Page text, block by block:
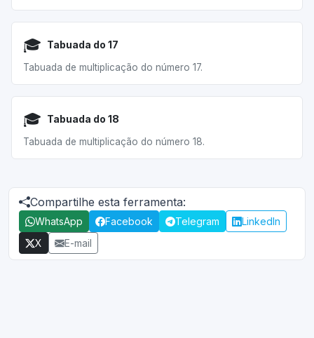
🎓 Tabuada do 17
Tabuada de multiplicação do número 17.
🎓 Tabuada do 18
Tabuada de multiplicação do número 18.
Compartilhe esta ferramenta:
WhatsApp Facebook Telegram
LinkedIn
X
E-mail